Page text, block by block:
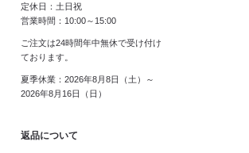
定休日：土日祝
営業時間：10:00～15:00
ご注文は24時間年中無休で受け付け
ております。
夏季休業：2026年8月8日（土）～
2026年8月16日（日）
返品について